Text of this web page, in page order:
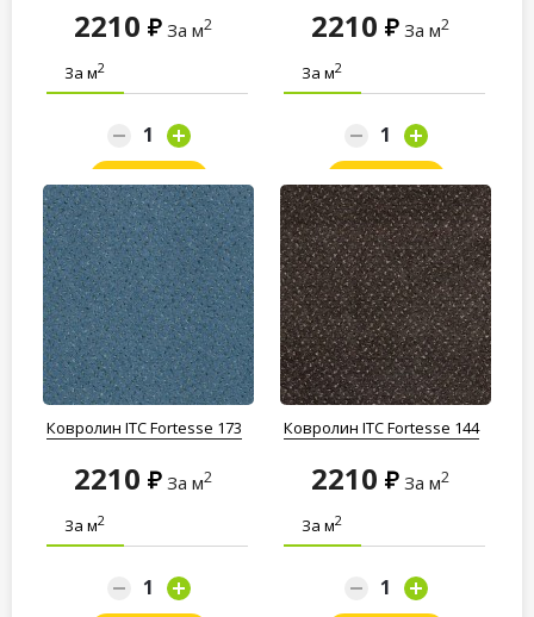
2210 За м2
За м2
2210 За м2
За м2
Ковролин ITC Fortesse 173
2210 За м2
За м2
Ковролин ITC Fortesse 144
2210 За м2
За м2